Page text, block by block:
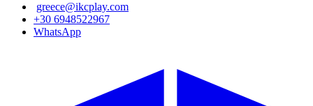
greece@ikcplay.com
+30 6948522967
WhatsApp